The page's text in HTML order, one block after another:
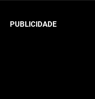
PUBLICIDADE